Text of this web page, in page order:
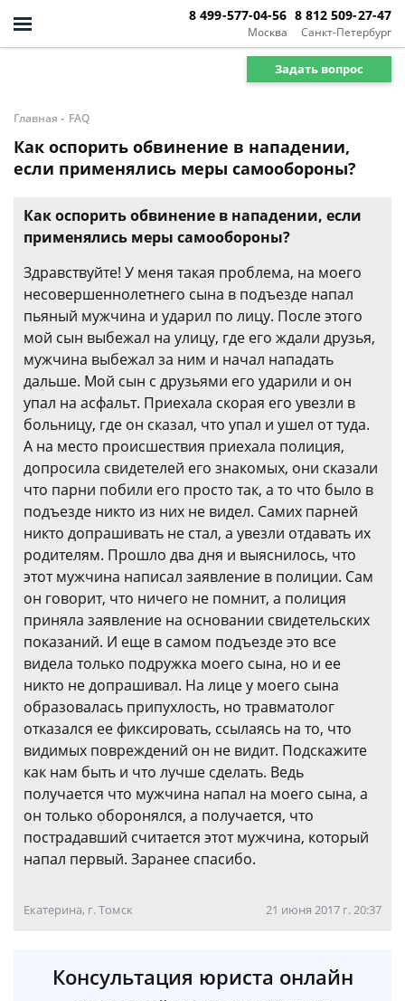
Москва
8 499-577-04-56
Санкт-Петербург
8 812 509-27-47
Задать вопрос
Главная - FAQ
Как оспорить обвинение в нападении,
если применялись меры самообороны?
Как оспорить обвинение в нападении, если
применялись меры самообороны?
Здравствуйте! У меня такая проблема, на моего
несовершеннолетнего сына в подъезде напал
пьяный мужчина и ударил по лицу. После этого
мой сын выбежал на улицу, где его ждали друзья,
мужчина выбежал за ним и начал нападать
дальше. Мой сын с друзьями его ударили и он
упал на асфальт. Приехала скорая его увезли в
больницу, где он сказал, что упал и ушел от туда.
А на место происшествия приехала полиция,
допросила свидетелей его знакомых, они сказали
что парни побили его просто так, а то что было в
подъезде никто из них не видел. Самих парней
никто допрашивать не стал, а увезли отдавать их
родителям. Прошло два дня и выяснилось, что
этот мужчина написал заявление в полиции. Сам
он говорит, что ничего не помнит, а полиция
приняла заявление на основании свидетельских
показаний. И еще в самом подъезде это все
видела только подружка моего сына, но и ее
никто не допрашивал. На лице у моего сына
образовалась припухлость, но травматолог
отказался ее фиксировать, ссылаясь на то, что
видимых повреждений он не видит. Подскажите
как нам быть и что лучше сделать. Ведь
получается что мужчина напал на моего сына, а
он только оборонялся, а получается, что
пострадавший считается этот мужчина, который
напал первый. Заранее спасибо.
Екатерина, г. Томск 21 июня 2017 г. 20:37
Консультация юриста онлайн